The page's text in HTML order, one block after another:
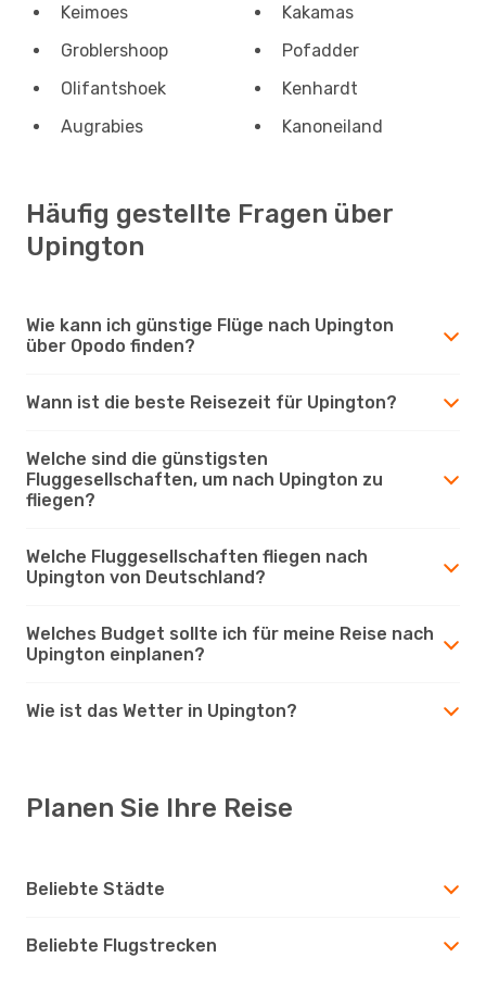
Keimoes
Kakamas
Groblershoop
Pofadder
Olifantshoek
Kenhardt
Augrabies
Kanoneiland
Häufig gestellte Fragen über
Upington
Wie kann ich günstige Flüge nach Upington
über Opodo finden?
Wann ist die beste Reisezeit für Upington?
Welche sind die günstigsten
Fluggesellschaften, um nach Upington zu
fliegen?
Welche Fluggesellschaften fliegen nach
Upington von Deutschland?
Welches Budget sollte ich für meine Reise nach
Upington einplanen?
Wie ist das Wetter in Upington?
Planen Sie Ihre Reise
Beliebte Städte
Beliebte Flugstrecken